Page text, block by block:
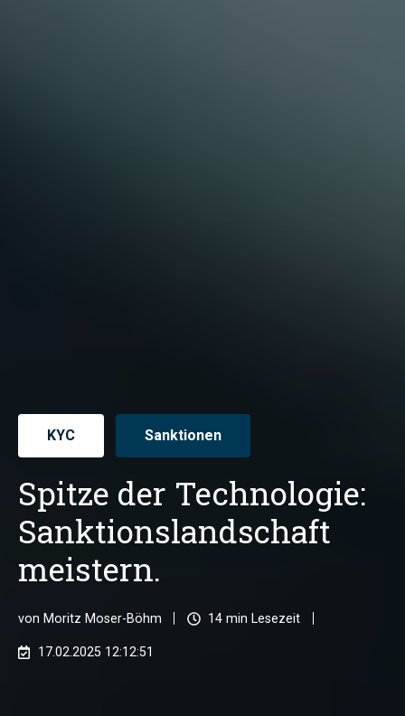
KYC Sanktionen
Spitze der Technologie:
Sanktionslandschaft
meistern.
von Moritz Moser-Böhm 14 min Lesezeit
17.02.2025 12:12:51